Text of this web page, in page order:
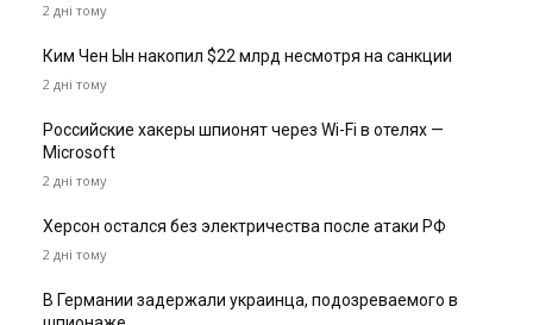
2 дні тому
Ким Чен Ын накопил $22 млрд несмотря на санкции
2 дні тому
Российские хакеры шпионят через Wi-Fi в отелях —
Microsoft
2 дні тому
Херсон остался без электричества после атаки РФ
2 дні тому
В Германии задержали украинца, подозреваемого в